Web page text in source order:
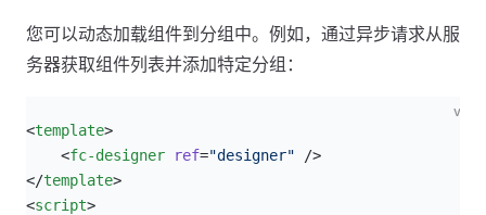
您可以动态加载组件到分组中。例如，通过异步请求从服
务器获取组件列表并添加特定分组：
vue
<template>
    <
fc-designer ref="designer" />
</template>
<script>